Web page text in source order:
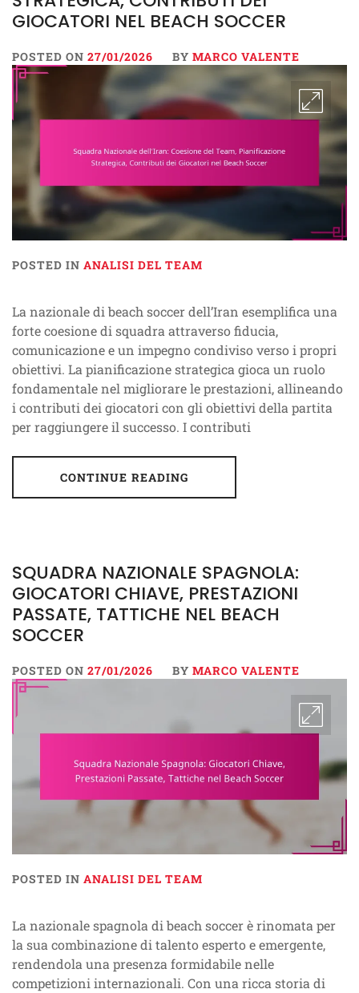
GIOCATORI NEL BEACH SOCCER
POSTED ON 27/01/2026 BY MARCO VALENTE
POSTED IN ANALISI DEL TEAM
La nazionale di beach soccer dell’Iran esemplifica una
forte coesione di squadra attraverso fiducia,
comunicazione e un impegno condiviso verso i propri
obiettivi. La pianificazione strategica gioca un ruolo
fondamentale nel migliorare le prestazioni, allineando
i contributi dei giocatori con gli obiettivi della partita
per raggiungere il successo. I contributi
CONTINUE READING
SQUADRA NAZIONALE SPAGNOLA:
GIOCATORI CHIAVE, PRESTAZIONI
PASSATE, TATTICHE NEL BEACH
SOCCER
POSTED ON 27/01/2026 BY MARCO VALENTE
POSTED IN ANALISI DEL TEAM
La nazionale spagnola di beach soccer è rinomata per
la sua combinazione di talento esperto e emergente,
rendendola una presenza formidabile nelle
competizioni internazionali. Con una ricca storia di